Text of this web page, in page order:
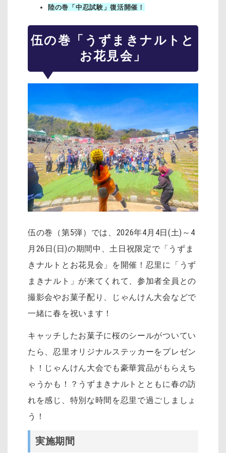
陸の巻「中忍試験」復活開催！
伍の巻「うずまきナルトと
お花見会」
伍の巻（第5弾）では、2026年4月4日(土)～4
月26日(日)の期間中、土日祝限定で「うずま
きナルトとお花見会」を開催！忍里に「うず
まきナルト」が来てくれて、参加者全員との
撮影会やお菓子配り、じゃんけん大会などで
一緒に春を祝います！
キャッチしたお菓子に桜のシールがついてい
たら、忍里オリジナルステッカーをプレゼン
ト！じゃんけん大会でも豪華賞品がもらえち
ゃうかも！？うずまきナルトとともに春の訪
れを感じ、特別な時間を忍里で過ごしましょ
う！
実施期間